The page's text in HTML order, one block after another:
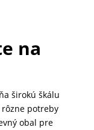
na
širokú škálu
potreby
obal pre